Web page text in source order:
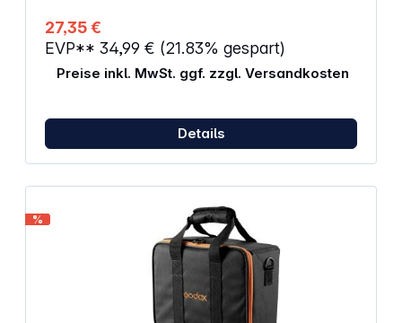
27,35 €
EVP** 34,99 € (21.83% gespart)
Preise inkl. MwSt. ggf. zzgl. Versandkosten
Details
%